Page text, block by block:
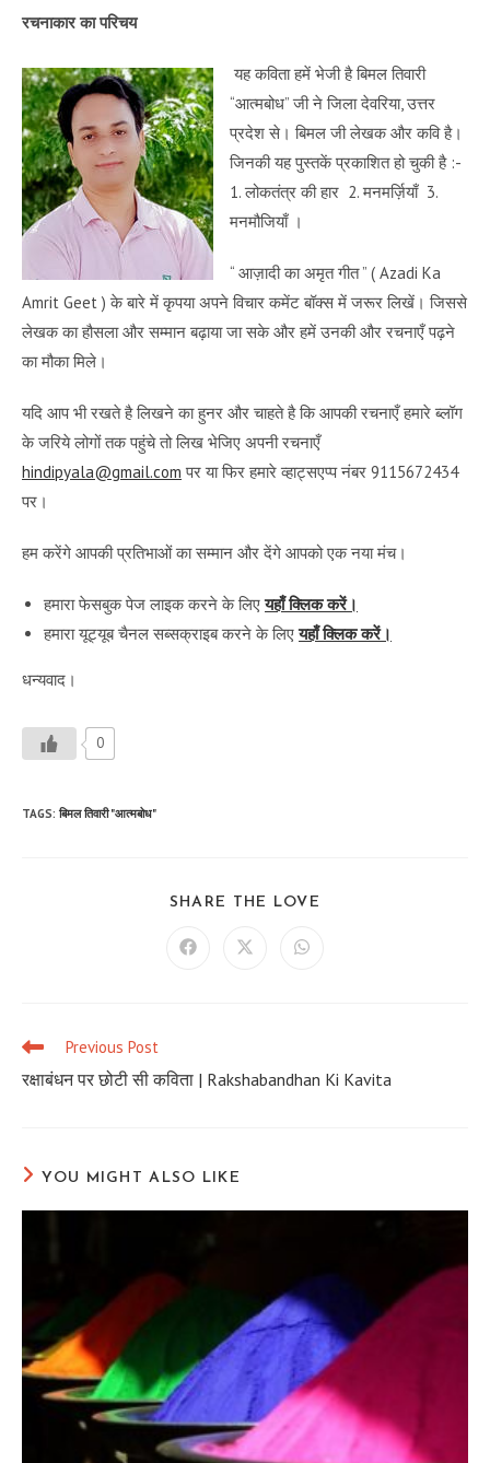
रचनाकार का परिचय
यह कविता हमें भेजी है बिमल तिवारी
“आत्मबोध” जी ने जिला देवरिया, उत्तर
प्रदेश से। बिमल जी लेखक और कवि है।
जिनकी यह पुस्तकें प्रकाशित हो चुकी है :-
1. लोकतंत्र की हार 2. मनमर्ज़ियाँ 3.
मनमौजियाँ ।
“ आज़ादी का अमृत गीत ” ( Azadi Ka
Amrit Geet ) के बारे में कृपया अपने विचार कमेंट बॉक्स में जरूर लिखें। जिससे
लेखक का हौसला और सम्मान बढ़ाया जा सके और हमें उनकी और रचनाएँ पढ़ने
का मौका मिले।
यदि आप भी रखते है लिखने का हुनर और चाहते है कि आपकी रचनाएँ हमारे ब्लॉग
के जरिये लोगों तक पहुंचे तो लिख भेजिए अपनी रचनाएँ
hindipyala@gmail.com पर या फिर हमारे व्हाट्सएप्प नंबर 9115672434
पर।
हम करेंगे आपकी प्रतिभाओं का सम्मान और देंगे आपको एक नया मंच।
हमारा फेसबुक पेज लाइक करने के लिएयहाँ क्लिक करें।
हमारा यूट्यूब चैनल सब्सक्राइब करने के लिएयहाँ क्लिक करें।
धन्यवाद।
0
TAGS: बिमल तिवारी "आत्मबोध"
SHARE THE LOVE
Opens Opens Opens
Read
more
articles
Previous Post
रक्षाबंधन पर छोटी सी कविता | Rakshabandhan Ki Kavita
YOU MIGHT ALSO LIKE